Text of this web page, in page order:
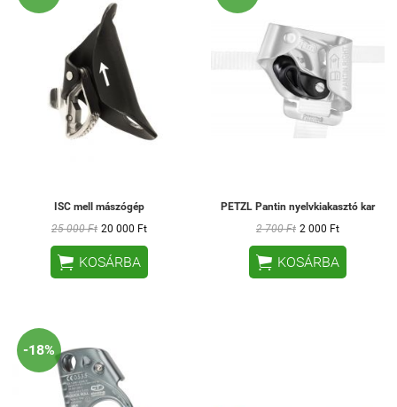
ISC mell mászógép
25 000 Ft 20 000 Ft
 KOSÁRBA
PETZL Pantin nyelvkiakasztó kar
2 700 Ft 2 000 Ft
 KOSÁRBA
-18%